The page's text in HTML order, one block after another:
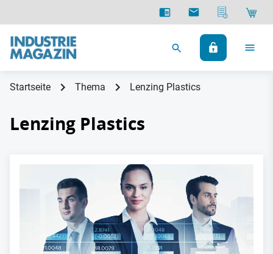
Startseite Thema Lenzing Plastics
Lenzing Plastics